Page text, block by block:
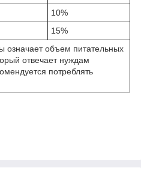
10%
15%
означает объем питательных
отвечает нуждам
потреблять